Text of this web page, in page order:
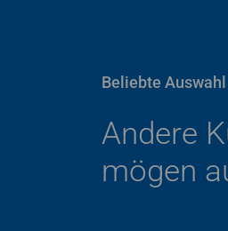
Beliebte Auswahl
Andere
mögen